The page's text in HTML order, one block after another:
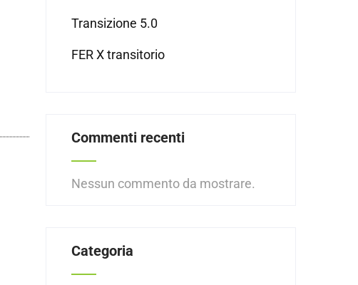
Transizione 5.0
FER X transitorio
Commenti recenti
Nessun commento da mostrare.
Categoria